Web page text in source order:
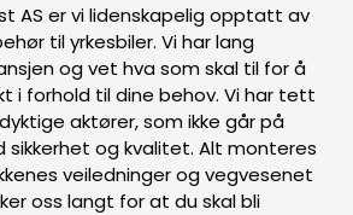
AS er vi lidenskapelig opptatt av
til yrkesbiler. Vi har lang
og vet hva som skal til for å
i forhold til dine behov. Vi har tett
aktører, som ikke går på
sikkerhet og kvalitet. Alt monteres
veiledninger og vegvesenet
oss langt for at du skal bli